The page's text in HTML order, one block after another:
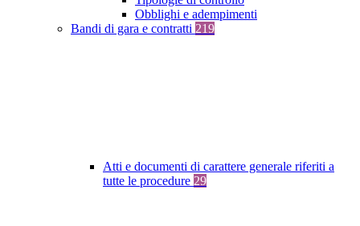
Obblighi e adempimenti
Bandi di gara e contratti 219
Atti e documenti di carattere generale riferiti a
tutte le procedure 29